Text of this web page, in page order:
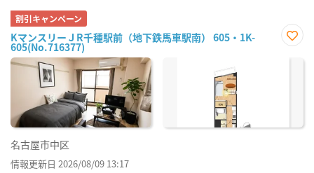
割引キャンペーン
KマンスリーＪR千種駅前（地下鉄馬車駅南） 605・1K-
605(No.716377)
に入
名古屋市中区
情報更新日 2026/08/09 13:17